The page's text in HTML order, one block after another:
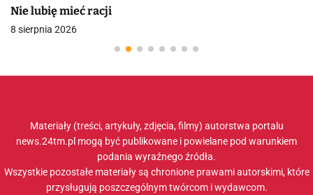
Nie lubię mieć racji
8 sierpnia 2026
Materiały (treści, artykuły, zdjęcia, filmy) autorstwa portalu
news.24tm.pl mogą być publikowane i powielane pod warunkiem
podania wyraźnego źródła.
Wszystkie pozostałe materiały są chronione prawami autorskimi, które
przysługują poszczególnym twórcom i wydawcom.